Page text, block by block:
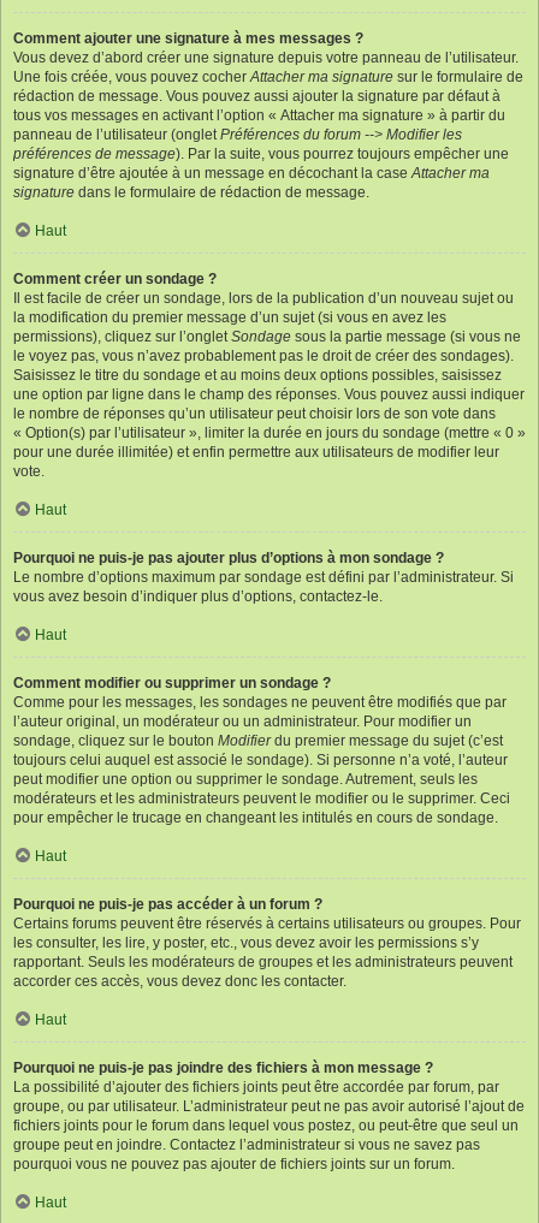
Comment ajouter une signature à mes messages ?
Vous devez d’abord créer une signature depuis votre panneau de l’utilisateur.
Une fois créée, vous pouvez cocherAttacher ma signature sur le formulaire de
rédaction de message. Vous pouvez aussi ajouter la signature par défaut à
tous vos messages en activant l’option « Attacher ma signature » à partir du
panneau de l’utilisateur (ongletPréférences du forum --> Modifier les
préférences de message). Par la suite, vous pourrez toujours empêcher une
signature d’être ajoutée à un message en décochant la caseAttacher ma
signature dans le formulaire de rédaction de message.
Haut
Comment créer un sondage ?
Il est facile de créer un sondage, lors de la publication d’un nouveau sujet ou
la modification du premier message d’un sujet (si vous en avez les
permissions), cliquez sur l’ongletSondage sous la partie message (si vous ne
le voyez pas, vous n’avez probablement pas le droit de créer des sondages).
Saisissez le titre du sondage et au moins deux options possibles, saisissez
une option par ligne dans le champ des réponses. Vous pouvez aussi indiquer
le nombre de réponses qu’un utilisateur peut choisir lors de son vote dans
« Option(s) par l’utilisateur », limiter la durée en jours du sondage (mettre « 0 »
pour une durée illimitée) et enfin permettre aux utilisateurs de modifier leur
vote.
Haut
Pourquoi ne puis-je pas ajouter plus d’options à mon sondage ?
Le nombre d’options maximum par sondage est défini par l’administrateur. Si
vous avez besoin d’indiquer plus d’options, contactez-le.
Haut
Comment modifier ou supprimer un sondage ?
Comme pour les messages, les sondages ne peuvent être modifiés que par
l’auteur original, un modérateur ou un administrateur. Pour modifier un
sondage, cliquez sur le bouton Modifierdu premier message du sujet (c’est
toujours celui auquel est associé le sondage). Si personne n’a voté, l’auteur
peut modifier une option ou supprimer le sondage. Autrement, seuls les
modérateurs et les administrateurs peuvent le modifier ou le supprimer. Ceci
pour empêcher le trucage en changeant les intitulés en cours de sondage.
Haut
Pourquoi ne puis-je pas accéder à un forum ?
Certains forums peuvent être réservés à certains utilisateurs ou groupes. Pour
les consulter, les lire, y poster, etc., vous devez avoir les permissions s’y
rapportant. Seuls les modérateurs de groupes et les administrateurs peuvent
accorder ces accès, vous devez donc les contacter.
Haut
Pourquoi ne puis-je pas joindre des fichiers à mon message ?
La possibilité d’ajouter des fichiers joints peut être accordée par forum, par
groupe, ou par utilisateur. L’administrateur peut ne pas avoir autorisé l’ajout de
fichiers joints pour le forum dans lequel vous postez, ou peut-être que seul un
groupe peut en joindre. Contactez l’administrateur si vous ne savez pas
pourquoi vous ne pouvez pas ajouter de fichiers joints sur un forum.
Haut